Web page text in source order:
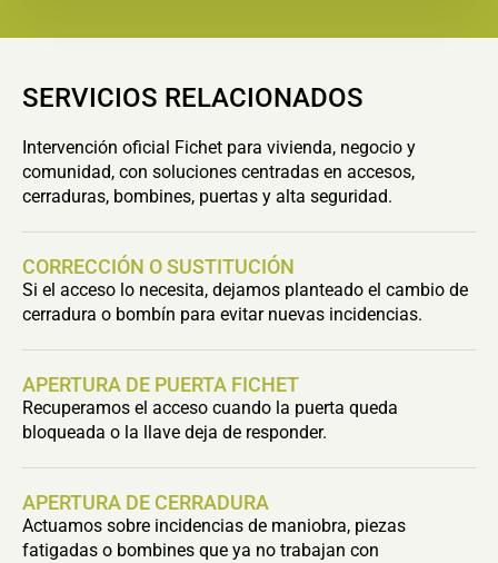
SERVICIOS RELACIONADOS
Intervención oficial Fichet para vivienda, negocio y
comunidad, con soluciones centradas en accesos,
cerraduras, bombines, puertas y alta seguridad.
CORRECCIÓN O SUSTITUCIÓN
Si el acceso lo necesita, dejamos planteado el cambio de
cerradura o bombín para evitar nuevas incidencias.
APERTURA DE PUERTA FICHET
Recuperamos el acceso cuando la puerta queda
bloqueada o la llave deja de responder.
APERTURA DE CERRADURA
Actuamos sobre incidencias de maniobra, piezas
fatigadas o bombines que ya no trabajan con